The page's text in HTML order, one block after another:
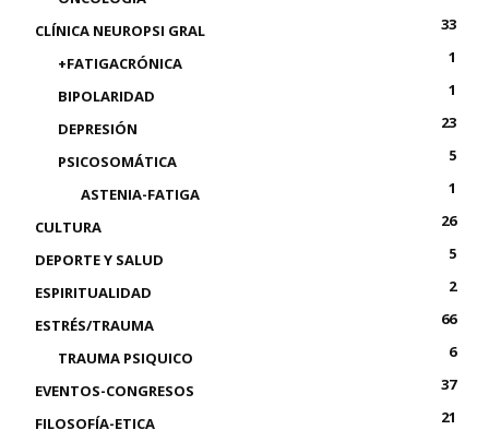
CLÍNICA NEUROPSI GRAL
33
+FATIGACRÓNICA
1
BIPOLARIDAD
1
DEPRESIÓN
23
PSICOSOMÁTICA
5
ASTENIA-FATIGA
1
CULTURA
26
DEPORTE Y SALUD
5
ESPIRITUALIDAD
2
ESTRÉS/TRAUMA
66
TRAUMA PSIQUICO
6
EVENTOS-CONGRESOS
37
FILOSOFÍA-ETICA
21